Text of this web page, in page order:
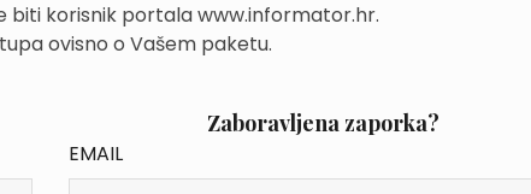
biti korisnik portala www.informator.hr.
ovisno o Vašem paketu.
Zaboravljena zaporka?
EMAIL